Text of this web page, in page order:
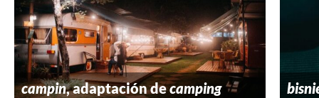
campin, adaptación decamping